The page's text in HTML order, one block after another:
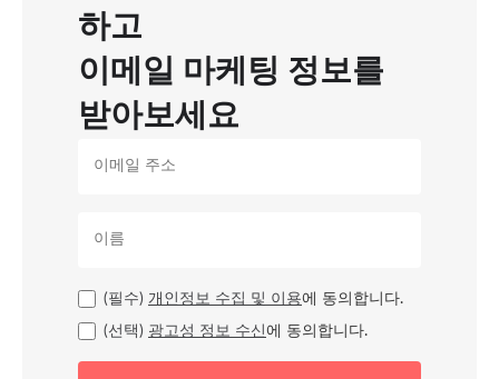
하고
이메일 마케팅 정보를
받아보세요
(필수) 개인정보 수집 및 이용에 동의합니다.
(선택) 광고성 정보 수신 에 동의합니다.